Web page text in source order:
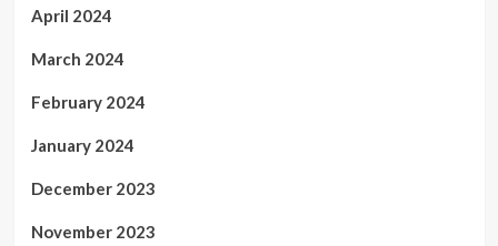
April 2024
March 2024
February 2024
January 2024
December 2023
November 2023